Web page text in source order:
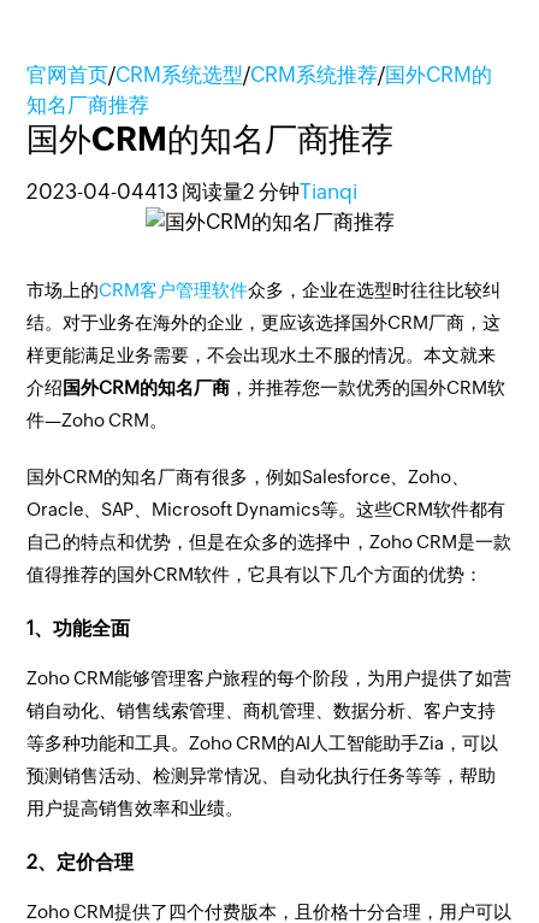
官网首页/CRM系统选型/CRM系统推荐/国外CRM的
知名厂商推荐
国外CRM的知名厂商推荐
2023-04-04413 阅读量2 分钟Tianqi
市场上的CRM客户管理软件众多，企业在选型时往往比较纠
结。对于业务在海外的企业，更应该选择国外CRM厂商，这
样更能满足业务需要，不会出现水土不服的情况。本文就来
介绍国外CRM的知名厂商 ，并推荐您一款优秀的国外CRM软
件—Zoho CRM。
国外CRM的知名厂商有很多，例如Salesforce、Zoho、
Oracle、SAP、Microsoft Dynamics等。这些CRM软件都有
自己的特点和优势，但是在众多的选择中，Zoho CRM是一款
值得推荐的国外CRM软件，它具有以下几个方面的优势：
1、功能全面
Zoho CRM能够管理客户旅程的每个阶段，为用户提供了如营
销自动化、销售线索管理、商机管理、数据分析、客户支持
等多种功能和工具。Zoho CRM的AI人工智能助手Zia，可以
预测销售活动、检测异常情况、自动化执行任务等等，帮助
用户提高销售效率和业绩。
2、定价合理
Zoho CRM提供了四个付费版本，且价格十分合理，用户可以